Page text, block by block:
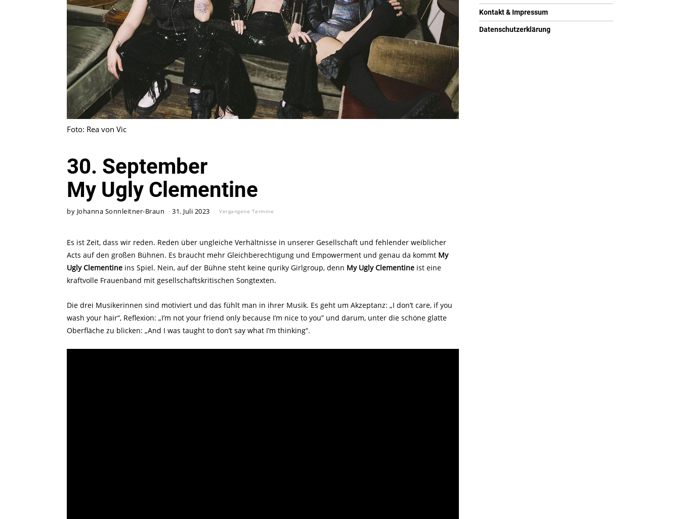
Foto: Rea von Vic
30. September
My Ugly Clementine
by Johanna Sonnleitner-Braun 31. Juli 2023 Vergangene Termine
Es ist Zeit, dass wir reden. Reden über ungleiche Verhältnisse in unserer Gesellschaft und fehlender weiblicher
Acts auf den großen Bühnen. Es braucht mehr Gleichberechtigung und Empowerment und genau da kommt My
Ugly Clementine ins Spiel. Nein, auf der Bühne steht keine quriky Girlgroup, denn My Ugly Clementine ist eine
kraftvolle Frauenband mit gesellschaftskritischen Songtexten.
Die drei Musikerinnen sind motiviert und das fühlt man in ihrer Musik. Es geht um Akzeptanz: „I don‘t care, if you
wash your hair“, Reflexion: „I’m not your friend only because I’m nice to you” und darum, unter die schöne glatte
Oberfläche zu blicken: „And I was taught to don’t say what I’m thinking“.
Kontakt & Impressum
Datenschutzerklärung